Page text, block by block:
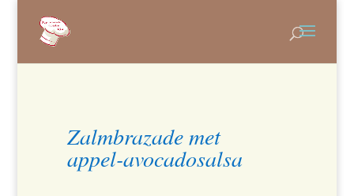
Zalmbrazade met
appel-avocadosalsa